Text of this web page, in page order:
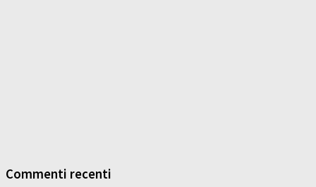
Commenti recenti